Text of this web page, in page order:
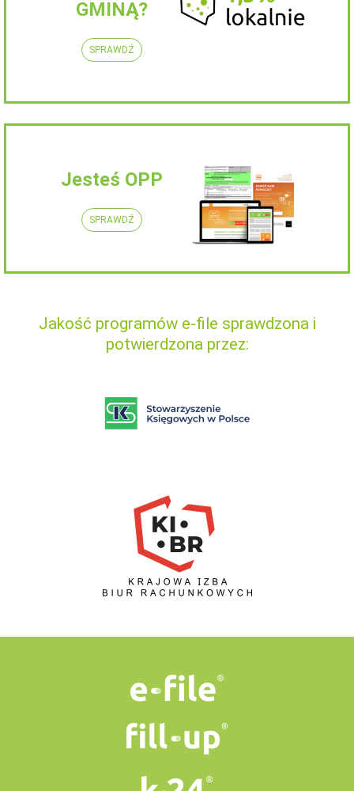
GMINĄ?
SPRAWDŹ
Jesteś OPP
SPRAWDŹ
Jakość programów e-file sprawdzona i
potwierdzona przez: